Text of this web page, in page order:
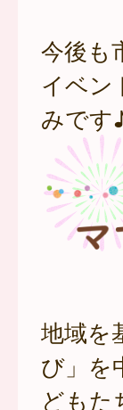
今後も
イベン
みです
地域を
び」を
どもた